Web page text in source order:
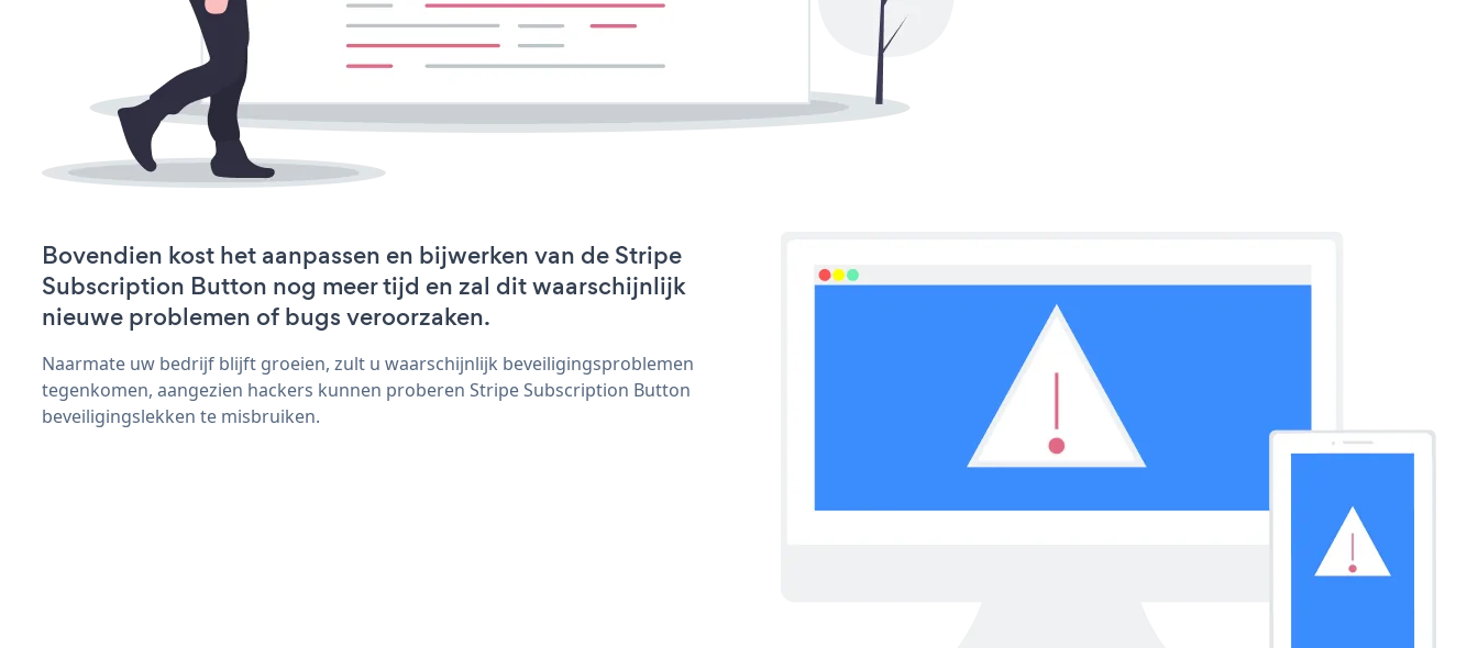
Bovendien kost het aanpassen en bijwerken van de Stripe
Subscription Button nog meer tijd en zal dit waarschijnlijk
nieuwe problemen of bugs veroorzaken.
Naarmate uw bedrijf blijft groeien, zult u waarschijnlijk beveiligingsproblemen
tegenkomen, aangezien hackers kunnen proberen Stripe Subscription Button
beveiligingslekken te misbruiken.